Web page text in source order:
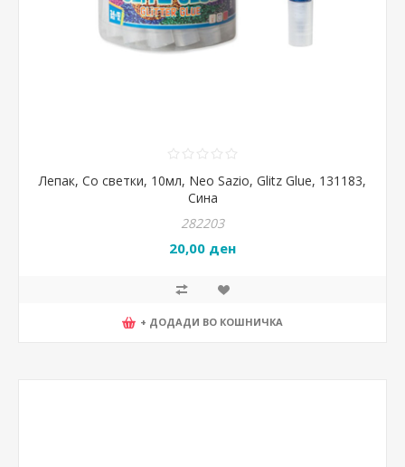
Лепак, Со светки, 10мл, Neo Sazio, Glitz Glue, 131183,
Сина
282203
20,00 ден
+ ДОДАДИ ВО КОШНИЧКА